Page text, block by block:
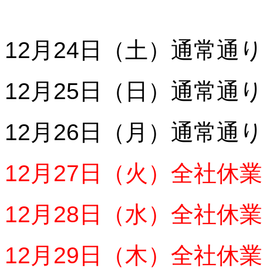
12月24日（土）通常通り
12月25日（日）通常通り
12月26日（月）通常通り
12月27日（火）全社休業
12月28日（水）全社休業
12月29日（木）全社休業